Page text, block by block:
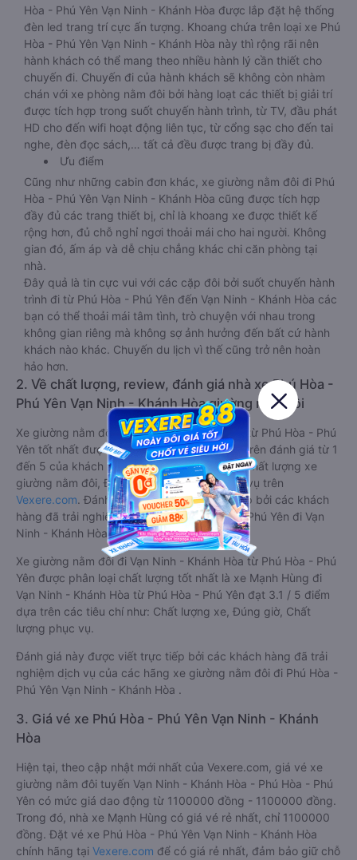
Hòa - Phú Yên Vạn Ninh - Khánh Hòa được lắp đặt hệ thống
đèn led trang trí cực ấn tượng. Khoang chứa trên loại xe Phú
Hòa - Phú Yên Vạn Ninh - Khánh Hòa này thì rộng rãi nên
hành khách có thể mang theo nhiều hành lý cần thiết cho
chuyến đi. Chuyến đi của hành khách sẽ không còn nhàm
chán với xe phòng nằm đôi bởi hàng loạt các thiết bị giải trí
được tích hợp trong suốt chuyến hành trình, từ TV, đầu phát
HD cho đến wifi hoạt động liên tục, từ cổng sạc cho đến tai
nghe, đèn đọc sách,… tất cả đều được trang bị đầy đủ.
Ưu điểm
Cũng như những cabin đơn khác, xe giường nằm đôi đi Phú
Hòa - Phú Yên Vạn Ninh - Khánh Hòa cũng được tích hợp
đầy đủ các trang thiết bị, chỉ là khoang xe được thiết kế
rộng hơn, đủ chỗ nghỉ ngơi thoải mái cho hai người. Không
gian đó, ấm áp và dễ chịu chẳng khác chi căn phòng tại
nhà.
Đây quả là tin cực vui với các cặp đôi bởi suốt chuyến hành
trình đi từ Phú Hòa - Phú Yên đến Vạn Ninh - Khánh Hòa các
bạn có thể thoải mái tâm tình, trò chuyện với nhau trong
không gian riêng mà không sợ ảnh hưởng đến bất cứ hành
khách nào khác. Chuyến du lịch vì thế cũng trở nên hoàn
hảo hơn.
2. Về chất lượng, review, đánh giá nhà xe Phú Hòa -
Phú Yên Vạn Ninh - Khánh Hòa giường nằm đôi
Xe giường nằm đôi đi Vạn Ninh - Khánh Hòa từ Phú Hòa - Phú
Yên tốt nhất được phân loại chất lượng dựa trên đánh giá từ 1
đến 5 của khách hàng với các tiêu chí như: Chất lượng xe
giường nằm đôi, Đúng giờ, Chất lượng phục vụ trên
Vexere.com. Đánh giá này được viết trực tiếp bởi các khách
hàng đã trải nghiệm các hãng Xe Phú Hòa - Phú Yên đi Vạn
Ninh - Khánh Hòa.
Xe giường nằm đôi đi Vạn Ninh - Khánh Hòa từ Phú Hòa - Phú
Yên được phân loại chất lượng tốt nhất là xe Mạnh Hùng đi
Vạn Ninh - Khánh Hòa từ Phú Hòa - Phú Yên đạt 3.1 / 5 điểm
dựa trên các tiêu chí như: Chất lượng xe, Đúng giờ, Chất
lượng phục vụ.
Đánh giá này được viết trực tiếp bởi các khách hàng đã trải
nghiệm dịch vụ của các hãng xe giường nằm đôi đi Phú Hòa -
Phú Yên Vạn Ninh - Khánh Hòa .
3. Giá vé xe Phú Hòa - Phú Yên Vạn Ninh - Khánh
Hòa
Hiện tại, theo cập nhật mới nhất của Vexere.com, giá vé xe
giường nằm đôi tuyến Vạn Ninh - Khánh Hòa - Phú Hòa - Phú
Yên có mức giá dao động từ 1100000 đồng - 1100000 đồng.
Trong đó, nhà xe Mạnh Hùng có giá vé rẻ nhất, chỉ 1100000
đồng. Đặt vé xe Phú Hòa - Phú Yên Vạn Ninh - Khánh Hòa
chính hãng tại Vexere.com để có giá rẻ nhất, đảm bảo giữ chỗ